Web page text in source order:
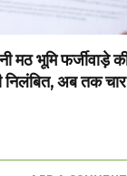
मठ भूमि फर्जीवाड़े
अब तक चार